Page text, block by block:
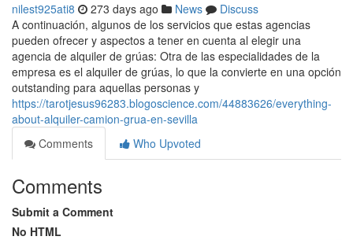
nilest925ati8 273 days ago News
Discuss
A continuación, algunos de los servicios que estas agencias
pueden ofrecer y aspectos a tener en cuenta al elegir una
agencia de alquiler de grúas: Otra de las especialidades de la
empresa es el alquiler de grúas, lo que la convierte en una opción
outstanding para aquellas personas y
https://tarotjesus96283.blogoscience.com/44883626/everything-
about-alquiler-camion-grua-en-sevilla
Comments
Who Upvoted
Comments
Submit a Comment
No HTML